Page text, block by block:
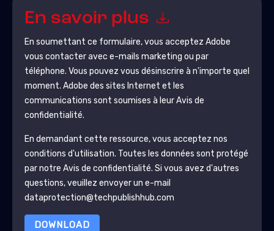
En savoir plus
En soumettant ce formulaire, vous acceptez Adobe
vous contacter avec e-mails marketing ou par
téléphone. Vous pouvez vous désinscrire à n'importe quel
moment. Adobe des sites Internet et les
communications sont soumises à leur Avis de
confidentialité.
En demandant cette ressource, vous acceptez nos
conditions d'utilisation. Toutes les données sont protégé
par notre Avis de confidentialité. Si vous avez d'autres
questions, veuillez envoyer un e-mail
dataprotection@techpublishhub.com
DOWNLOAD